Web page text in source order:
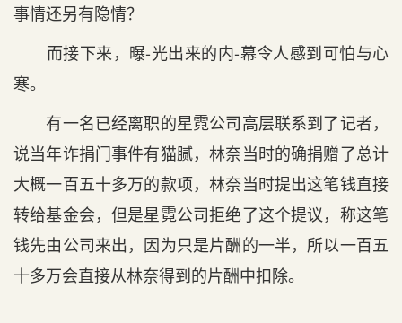
事情还另有隐情？
而接下来，曝-光出来的内-幕令人感到可怕与心
寒。
有一名已经离职的星霓公司高层联系到了记者，
说当年诈捐门事件有猫腻，林奈当时的确捐赠了总计
大概一百五十多万的款项，林奈当时提出这笔钱直接
转给基金会，但是星霓公司拒绝了这个提议，称这笔
钱先由公司来出，因为只是片酬的一半，所以一百五
十多万会直接从林奈得到的片酬中扣除。